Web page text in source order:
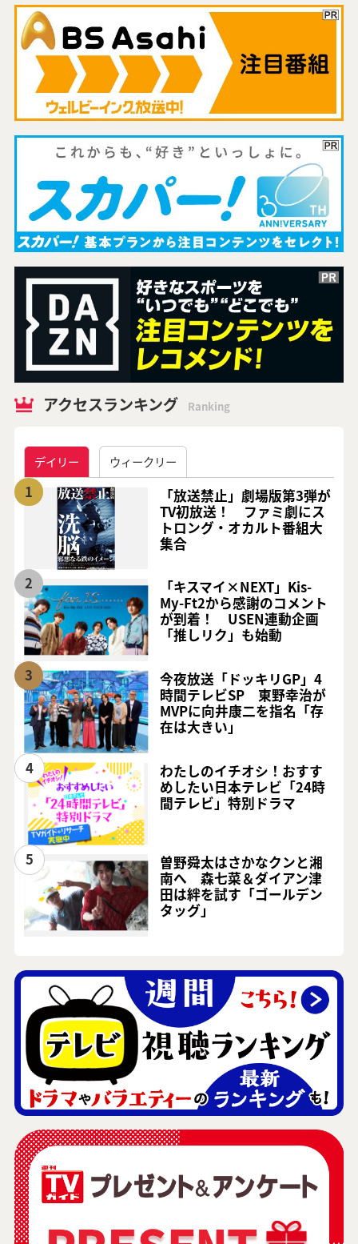
アクセスランキング Ranking
デイリー ウィークリー
1
「放送禁止」劇場版第3弾が
TV初放送！ ファミ劇にス
トロング・オカルト番組大
集合
2
「キスマイ×NEXT」Kis-
My-Ft2から感謝のコメント
が到着！ USEN連動企画
「推しリク」も始動
3
今夜放送「ドッキリGP」4
時間テレビSP 東野幸治が
MVPに向井康二を指名「存
在は大きい」
4
わたしのイチオシ！おすす
めしたい日本テレビ「24時
間テレビ」特別ドラマ
5
曽野舜太はさかなクンと湘
南へ 森七菜＆ダイアン津
田は絆を試す「ゴールデン
タッグ」